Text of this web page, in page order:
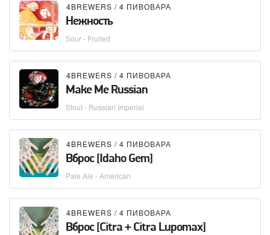
4BREWERS / 4 ПИВОВАРА
Нежность
Sour - Fruited
4BREWERS / 4 ПИВОВАРА
Make Me Russian
Stout - Russian Imperial
4BREWERS / 4 ПИВОВАРА
Вброс [Idaho Gem]
Pale Ale - American
4BREWERS / 4 ПИВОВАРА
Вброс [Citra + Citra Lupomax]